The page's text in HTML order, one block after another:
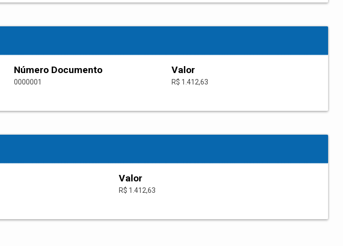
Número Documento
0000001
Valor
R$ 1.412,63
Valor
R$ 1.412,63